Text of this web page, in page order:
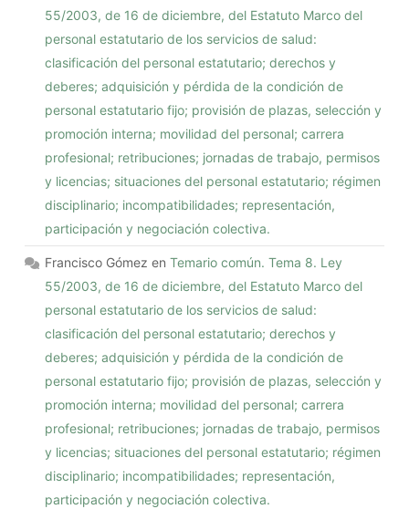
55/2003, de 16 de diciembre, del Estatuto Marco del
personal estatutario de los servicios de salud:
clasificación del personal estatutario; derechos y
deberes; adquisición y pérdida de la condición de
personal estatutario fijo; provisión de plazas, selección y
promoción interna; movilidad del personal; carrera
profesional; retribuciones; jornadas de trabajo, permisos
y licencias; situaciones del personal estatutario; régimen
disciplinario; incompatibilidades; representación,
participación y negociación colectiva.
Francisco Gómez enTemario común. Tema 8. Ley
55/2003, de 16 de diciembre, del Estatuto Marco del
personal estatutario de los servicios de salud:
clasificación del personal estatutario; derechos y
deberes; adquisición y pérdida de la condición de
personal estatutario fijo; provisión de plazas, selección y
promoción interna; movilidad del personal; carrera
profesional; retribuciones; jornadas de trabajo, permisos
y licencias; situaciones del personal estatutario; régimen
disciplinario; incompatibilidades; representación,
participación y negociación colectiva.